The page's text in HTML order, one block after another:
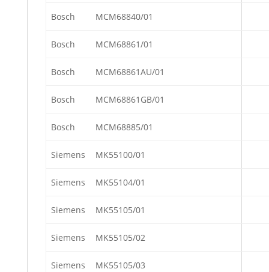
Bosch MCM68840/01
Bosch MCM68861/01
Bosch MCM68861AU/01
Bosch MCM68861GB/01
Bosch MCM68885/01
Siemens MK55100/01
Siemens MK55104/01
Siemens MK55105/01
Siemens MK55105/02
Siemens MK55105/03